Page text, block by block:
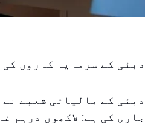
دبئی کے سرمایہ کاروں
دبئی کے مالیاتی شعبے
جاری کی ہے: لاکھوں درہم